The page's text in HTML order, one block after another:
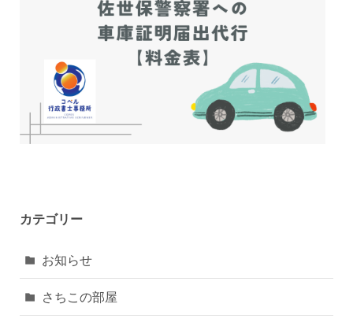
カテゴリー
お知らせ
さちこの部屋